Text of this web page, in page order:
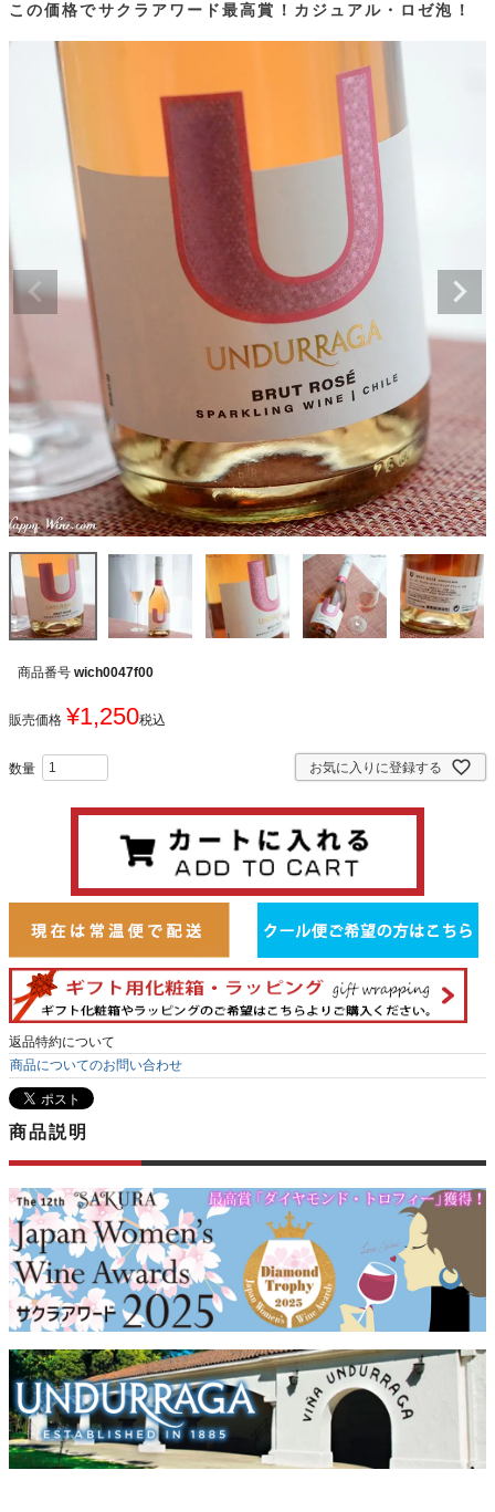
この価格でサクラアワード最高賞！カジュアル・ロゼ泡！
商品番号 wich0047f00
販売価格 ¥1,250税込
お気に入りに登録する
返品特約について
商品についてのお問い合わせ
商品説明